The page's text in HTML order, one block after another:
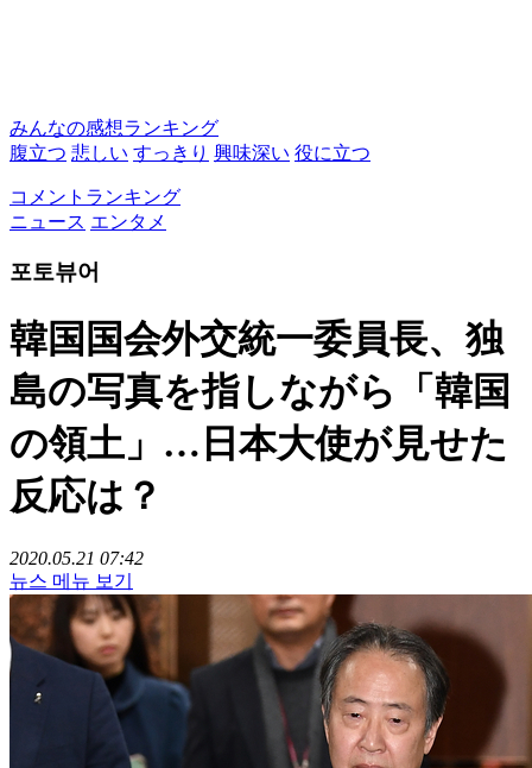
みんなの感想ランキング
腹立つ 悲しい すっきり 興味深い 役に立つ
コメントランキング
ニュース エンタメ
포토뷰어
韓国国会外交統一委員長、独
島の写真を指しながら「韓国
の領土」…日本大使が見せた
反応は？
2020.05.21 07:42
뉴스 메뉴 보기